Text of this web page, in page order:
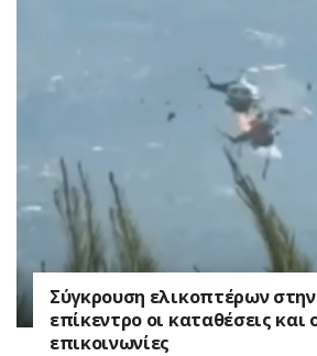
Σύγκρουση ελικοπτέρων
επίκεντρο οι καταθέσεις και
επικοινωνίες